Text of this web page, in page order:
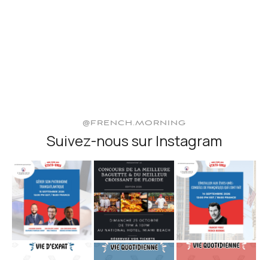
@FRENCH.MORNING
Suivez-nous sur Instagram